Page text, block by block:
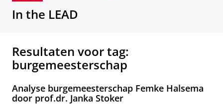
In the LEAD
Resultaten voor tag:
burgemeesterschap
Analyse burgemeesterschap Femke Halsema
door prof.dr. Janka Stoker